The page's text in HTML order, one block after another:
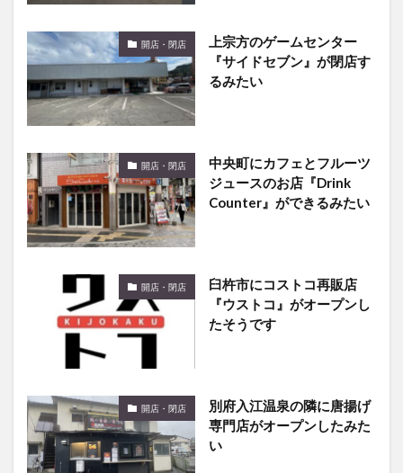
開店・閉店
上宗方のゲームセンター
『サイドセブン』が閉店す
るみたい
開店・閉店
中央町にカフェとフルーツ
ジュースのお店『Drink
Counter』ができるみたい
開店・閉店
臼杵市にコストコ再販店
『ウストコ』がオープンし
たそうです
開店・閉店
別府入江温泉の隣に唐揚げ
専門店がオープンしたみた
い